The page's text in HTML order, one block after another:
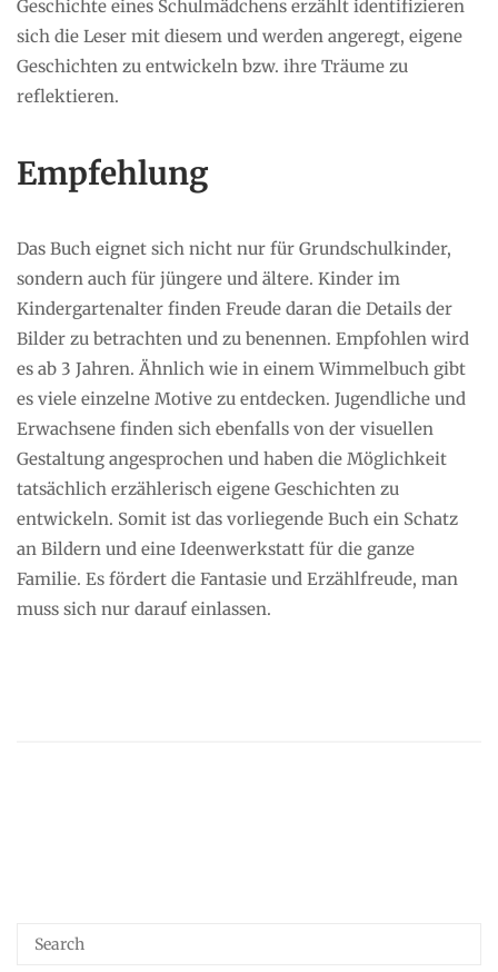
Geschichte eines Schulmädchens erzählt identifizieren
sich die Leser mit diesem und werden angeregt, eigene
Geschichten zu entwickeln bzw. ihre Träume zu
reflektieren.
Empfehlung
Das Buch eignet sich nicht nur für Grundschulkinder,
sondern auch für jüngere und ältere. Kinder im
Kindergartenalter finden Freude daran die Details der
Bilder zu betrachten und zu benennen. Empfohlen wird
es ab 3 Jahren. Ähnlich wie in einem Wimmelbuch gibt
es viele einzelne Motive zu entdecken. Jugendliche und
Erwachsene finden sich ebenfalls von der visuellen
Gestaltung angesprochen und haben die Möglichkeit
tatsächlich erzählerisch eigene Geschichten zu
entwickeln. Somit ist das vorliegende Buch ein Schatz
an Bildern und eine Ideenwerkstatt für die ganze
Familie. Es fördert die Fantasie und Erzählfreude, man
muss sich nur darauf einlassen.